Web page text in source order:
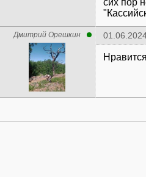
сих пор
Дмитрий Орешкин